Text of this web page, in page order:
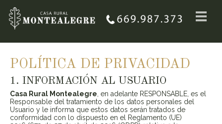
POLÍTICA DE PRIVACIDAD
1. INFORMACIÓN AL USUARIO
Casa Rural Montealegre , en adelante RESPONSABLE, es el
Responsable del tratamiento de los datos personales del
Usuario y le informa que estos datos serán tratados de
conformidad con lo dispuesto en el Reglamento (UE)